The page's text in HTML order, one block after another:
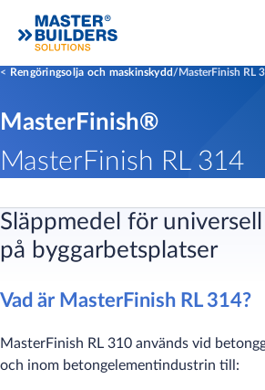
Rengöringsolja och maskinskydd MasterFinish RL
MasterFinish®
MasterFinish RL 314
Släppmedel för
på byggarbetsplatser
Vad är MasterFinish RL 314?
MasterFinish RL 310 används vid
och inom betongelementindustrin till: